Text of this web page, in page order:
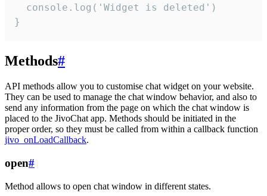
  console.log('Widget is deleted')
}
Methods#
API methods allow you to customise chat widget on your website.
They can be used to manage the chat window behavior, and also to
send any information from the page on which the chat window is
placed to the JivoChat app. Methods should be initiated in the
proper order, so they must be called from within a callback function
jivo_onLoadCallback.
open#
Method allows to open chat window in different states.